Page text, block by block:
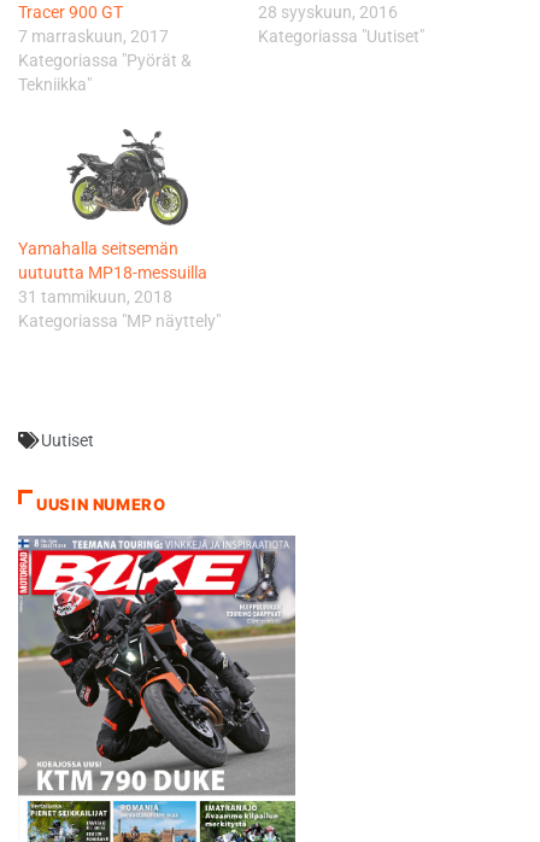
Tracer 900 GT
7 marraskuun, 2017
Kategoriassa "Pyörät &
Tekniikka"
28 syyskuun, 2016
Kategoriassa "Uutiset"
Yamahalla seitsemän
uutuutta MP18-messuilla
31 tammikuun, 2018
Kategoriassa "MP näyttely"
Uutiset
UUSIN NUMERO